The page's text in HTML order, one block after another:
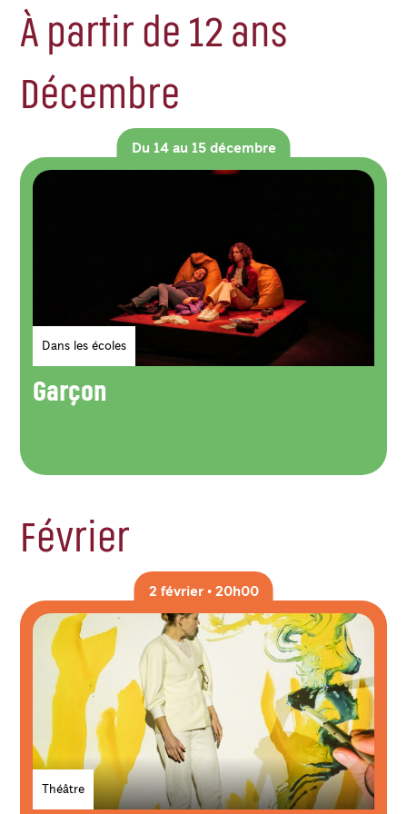
À partir de 12 ans
Décembre
Garçon
Dans les écoles
Du 14 au 15 décembre
Février
Théâtre
2 février • 20h00